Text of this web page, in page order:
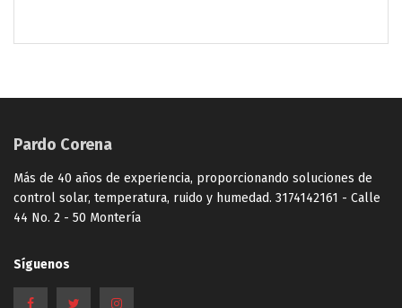
Pardo Corena
Más de 40 años de experiencia, proporcionando soluciones de
control solar, temperatura, ruido y humedad. 3174142161 - Calle
44 No. 2 - 50 Montería
Síguenos